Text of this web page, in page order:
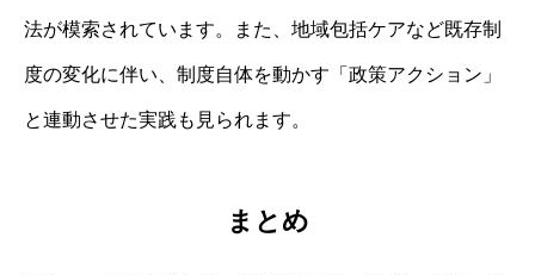
法が模索されています。また、地域包括ケアなど既存制
度の変化に伴い、制度自体を動かす「政策アクション」
と連動させた実践も見られます。
まとめ